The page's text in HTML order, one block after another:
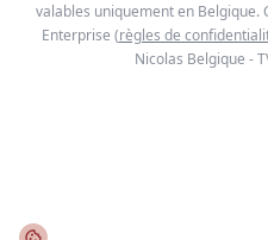
valables uniquement en Belgique.
Enterprise (règles de
Nicolas Belgique -